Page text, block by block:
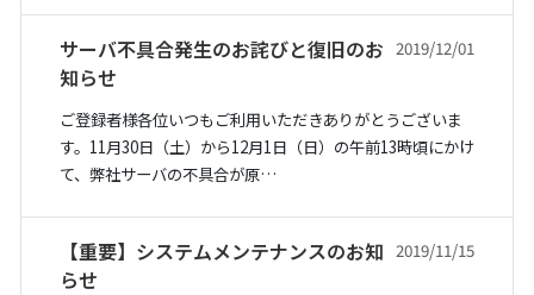
サーバ不具合発生のお詫びと復旧のお
知らせ
2019/12/01
ご登録者様各位いつもご利用いただきありがとうございま
す。11月30日（土）から12月1日（日）の午前13時頃にかけ
て、弊社サーバの不具合が原…
【重要】システムメンテナンスのお知
らせ
2019/11/15